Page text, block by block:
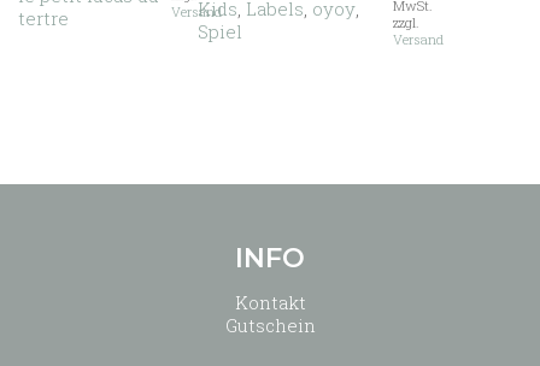
Die
tertre
Versand
Kids Labels oyoy
Spiel
MwSt.
zzgl.
Versand
werden
INFO
Kontakt
Gutschein